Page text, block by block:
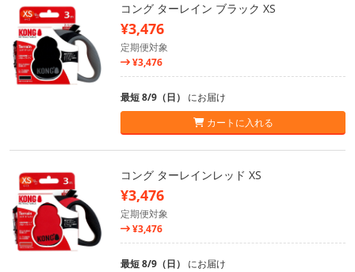
コング ターレイン ブラック XS
¥3,476
定期便対象
¥3,476
最短 8/9（日） にお届け
カートに入れる
コング ターレインレッド XS
¥3,476
定期便対象
¥3,476
最短 8/9（日） にお届け